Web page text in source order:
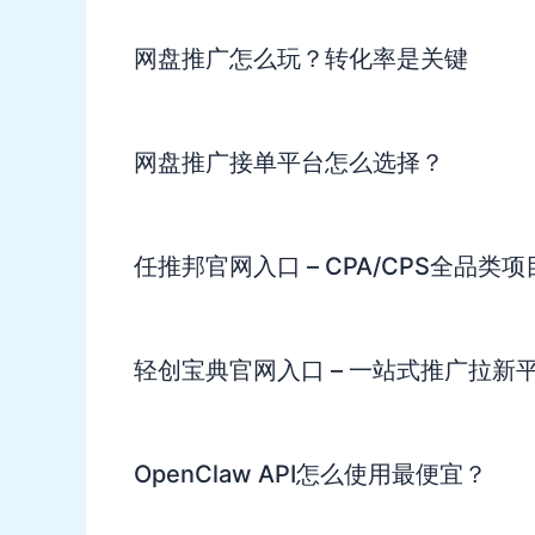
网盘推广怎么玩？转化率是关键
网盘推广接单平台怎么选择？
任推邦官网入口 – CPA/CPS全品类项
轻创宝典官网入口 – 一站式推广拉新
OpenClaw API怎么使用最便宜？